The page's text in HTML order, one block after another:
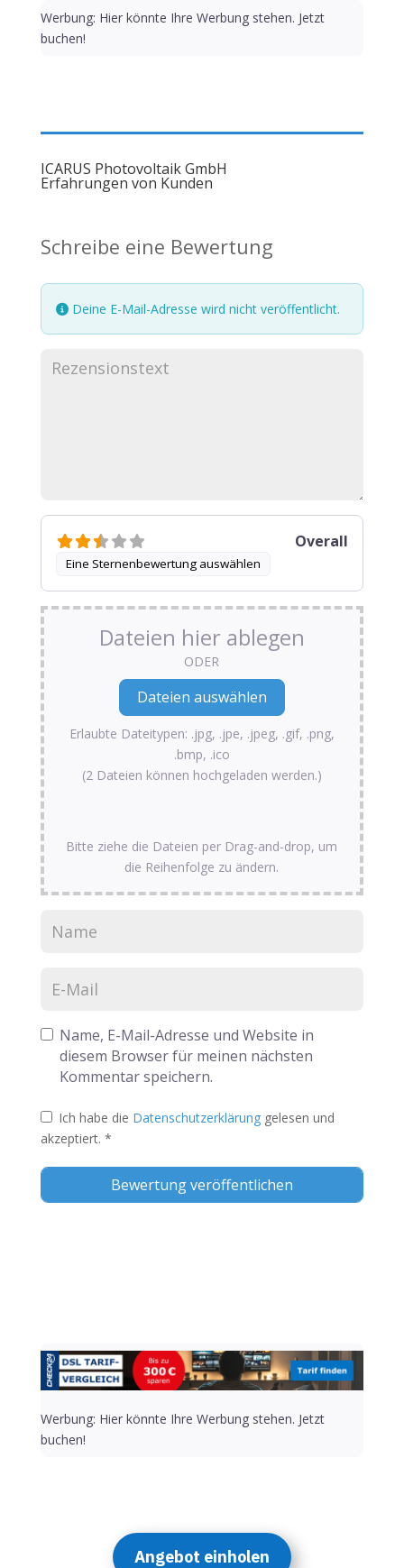
Werbung: Hier könnte Ihre Werbung stehen. Jetzt
buchen!
ICARUS Photovoltaik GmbH
Erfahrungen von Kunden
Schreibe eine Bewertung
Deine E-Mail-Adresse wird nicht veröffentlicht.
Eine Sternenbewertung auswählen
Overall
Dateien hier ablegen
ODER
Erlaubte Dateitypen: .jpg, .jpe, .jpeg, .gif, .png,
.bmp, .ico
(2 Dateien können hochgeladen werden.)
Bitte ziehe die Dateien per Drag-and-drop, um
die Reihenfolge zu ändern.
Name, E-Mail-Adresse und Website in
diesem Browser für meinen nächsten
Kommentar speichern.
Ich habe die Datenschutzerklärung gelesen und
akzeptiert. *
Werbung: Hier könnte Ihre Werbung stehen. Jetzt
buchen!
Angebot einholen